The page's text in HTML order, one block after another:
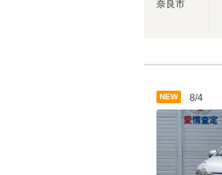
奈良市
NEW 8/4